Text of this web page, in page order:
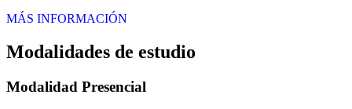
MÁS INFORMACIÓN
Modalidades de estudio
Modalidad Presencial